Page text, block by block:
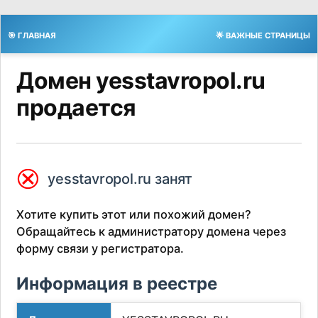
🎯 ГЛАВНАЯ 🌟 ВАЖНЫЕ СТРАНИЦЫ
Домен yesstavropol.ru
продается
⮿ yesstavropol.ru занят
Хотите купить этот или похожий домен?
Обращайтесь к администратору домена через
форму связи у регистратора.
Информация в реестре